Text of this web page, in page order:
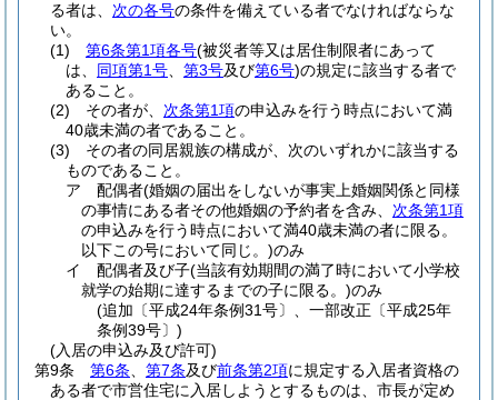
る者は、 次の各号の条件を備えている者でなければならな
い。
(1)
第6条第1項各号(被災者等又は居住制限者にあって
は、 同項第1号 第3号及び第6号)の規定に該当する者で
あること。
(2)
その者が、 次条第1項の申込みを行う時点において満
40歳未満の者であること。
(3)
その者の同居親族の構成が、次のいずれかに該当する
ものであること。
ア
配偶者(婚姻の届出をしないが事実上婚姻関係と同様
の事情にある者その他婚姻の予約者を含み、 次条第1項
の申込みを行う時点において満40歳未満の者に限る。
以下この号において同じ。)のみ
イ
配偶者及び子(当該有効期間の満了時において小学校
就学の始期に達するまでの子に限る。)のみ
(追加〔平成24年条例31号〕、一部改正〔平成25年
条例39号〕)
(入居の申込み及び許可)
第9条
第6条 第7条及び前条第2項に規定する入居者資格の
ある者で市営住宅に入居しようとするものは、市長が定め